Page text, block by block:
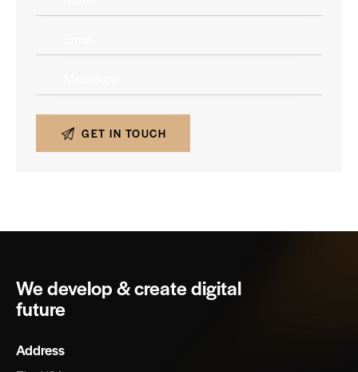
We develop & create digital
future
Address